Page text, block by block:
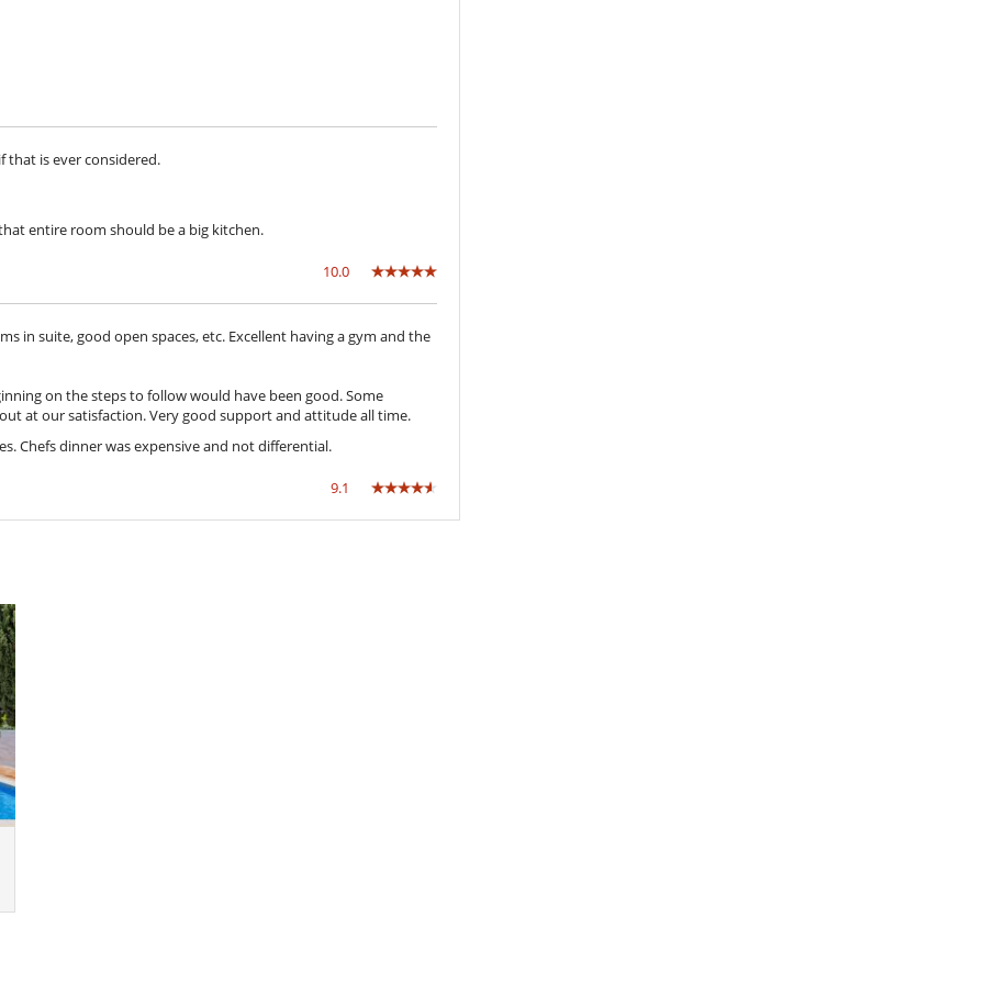
und Backofen, Rauchabzug, Kaffeemaschine, Saftpresse,
Jahre)
that is ever considered.
entire room should be a big kitchen.
10.0
in suite, good open spaces, etc. Excellent having a gym and the
on the steps to follow would have been good. Some
at our satisfaction. Very good support and attitude all time.
Chefs dinner was expensive and not differential.
9.1